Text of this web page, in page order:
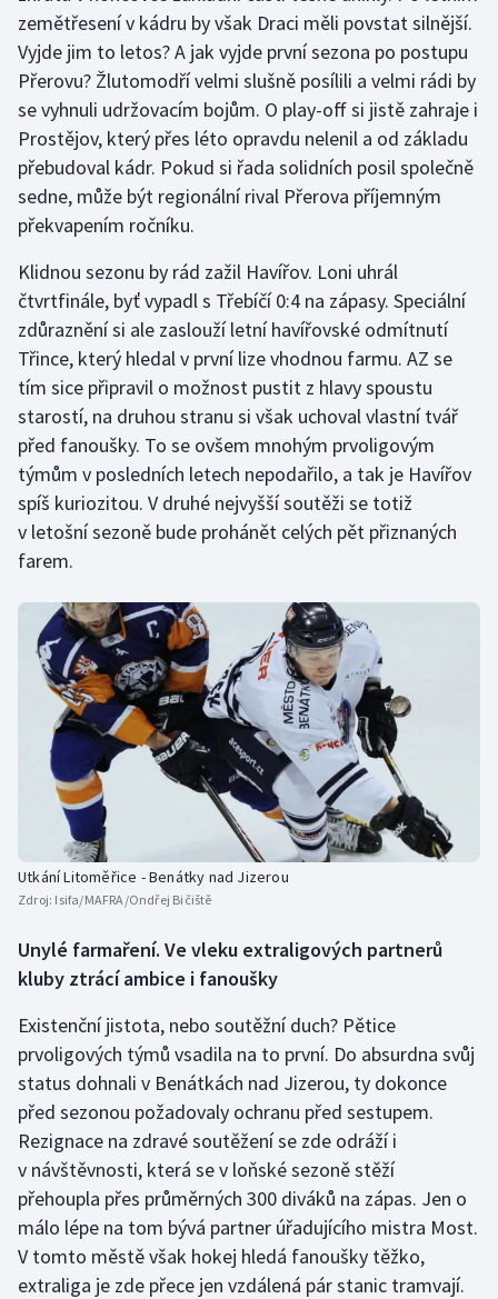
zemětřesení v kádru by však Draci měli povstat silnější.
Vyjde jim to letos? A jak vyjde první sezona po postupu
Přerovu? Žlutomodří velmi slušně posílili a velmi rádi by
se vyhnuli udržovacím bojům. O play-off si jistě zahraje i
Prostějov, který přes léto opravdu nelenil a od základu
přebudoval kádr. Pokud si řada solidních posil společně
sedne, může být regionální rival Přerova příjemným
překvapením ročníku.
Klidnou sezonu by rád zažil Havířov. Loni uhrál
čtvrtfinále, byť vypadl s Třebíčí 0:4 na zápasy. Speciální
zdůraznění si ale zaslouží letní havířovské odmítnutí
Třince, který hledal v první lize vhodnou farmu. AZ se
tím sice připravil o možnost pustit z hlavy spoustu
starostí, na druhou stranu si však uchoval vlastní tvář
před fanoušky. To se ovšem mnohým prvoligovým
týmům v posledních letech nepodařilo, a tak je Havířov
spíš kuriozitou. V druhé nejvyšší soutěži se totiž
v letošní sezoně bude prohánět celých pět přiznaných
farem.
Utkání Litoměřice - Benátky nad Jizerou
Zdroj: Isifa/MAFRA/Ondřej Bičiště
Unylé farmaření. Ve vleku extraligových partnerů
kluby ztrácí ambice i fanoušky
Existenční jistota, nebo soutěžní duch? Pětice
prvoligových týmů vsadila na to první. Do absurdna svůj
status dohnali v Benátkách nad Jizerou, ty dokonce
před sezonou požadovaly ochranu před sestupem.
Rezignace na zdravé soutěžení se zde odráží i
v návštěvnosti, která se v loňské sezoně stěží
přehoupla přes průměrných 300 diváků na zápas. Jen o
málo lépe na tom bývá partner úřadujícího mistra Most.
V tomto městě však hokej hledá fanoušky těžko,
extraliga je zde přece jen vzdálená pár stanic tramvají.